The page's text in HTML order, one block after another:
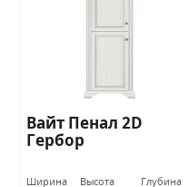
Вайт Пенал 2D
Гербор
Ширина Высота Глубина